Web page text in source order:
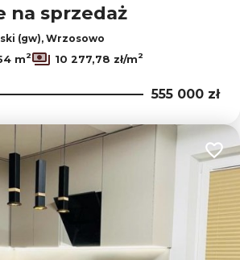
na sprzedaż
(gw), Wrzosowo
m2 10 277,78 zł/m2
555 000 zł